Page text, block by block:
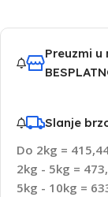
Preuzmi u
Slanje
Do 2kg =
2kg - 5kg =
5kg - 10kg =